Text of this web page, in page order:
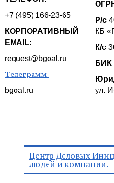
+7 (495) 166-23-65
КОРПОРАТИВНЫЙ
EMAIL:
request@bgoal.ru
Tелеграмм
bgoal.ru
Р/c
КБ
К/c
БИК
ул.
Центр Деловых
людей и компании.